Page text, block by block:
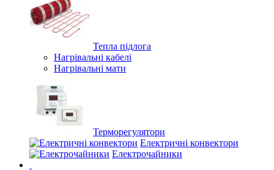
Тепла підлога
Нагрівальні кабелі
Нагрівальні мати
Терморегулятори
Електричні конвектори
Електрочайники